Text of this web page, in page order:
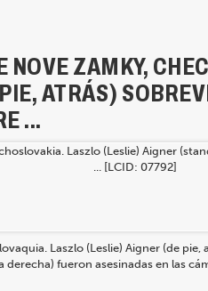
NOVE ZAMKY,
ATRÁS)
...
Laszlo (Leslie) Aigner (de
fueron asesinadas en las